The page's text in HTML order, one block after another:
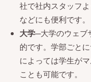
社で社内スタッフ
などにも便利です。
大学─大学のウェブ
的です。学部ごと
によっては学生が
ことも可能です。